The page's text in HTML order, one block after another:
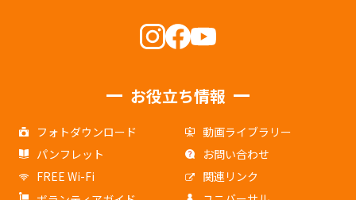
お役立ち情報
フォトダウンロード
動画ライブラリー
パンフレット
お問い合わせ
FREE Wi-Fi
関連リンク